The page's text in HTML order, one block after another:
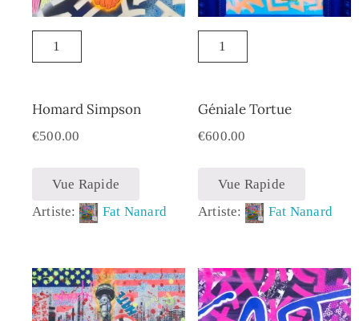
Homard Simpson
€500.00
Vue Rapide
Artiste:
Fat Nanard
Géniale Tortue
€600.00
Vue Rapide
Artiste:
Fat Nanard